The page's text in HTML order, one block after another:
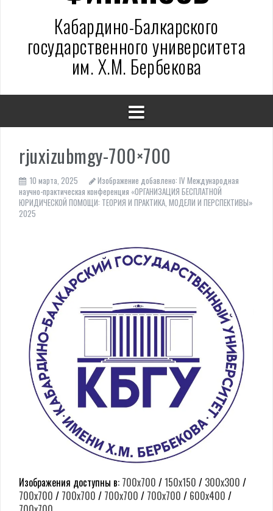
Кабардино-Балкарского
государственного университета
им. Х.М. Бербекова
rjuxizubmgy-700×700
10 марта, 2025 Изображение добавлено: IV Международная
научно-практическая конференция «ОРГАНИЗАЦИЯ БЕСПЛАТНОЙ
ЮРИДИЧЕСКОЙ ПОМОЩИ: ТЕОРИЯ И ПРАКТИКА, МОДЕЛИ И ПЕРСПЕКТИВЫ»
2025
Изображения доступны в: 700x700 /150x150 / 300x300 /
700x700 / 700x700 / 700x700 / 700x700 / 600x400 /